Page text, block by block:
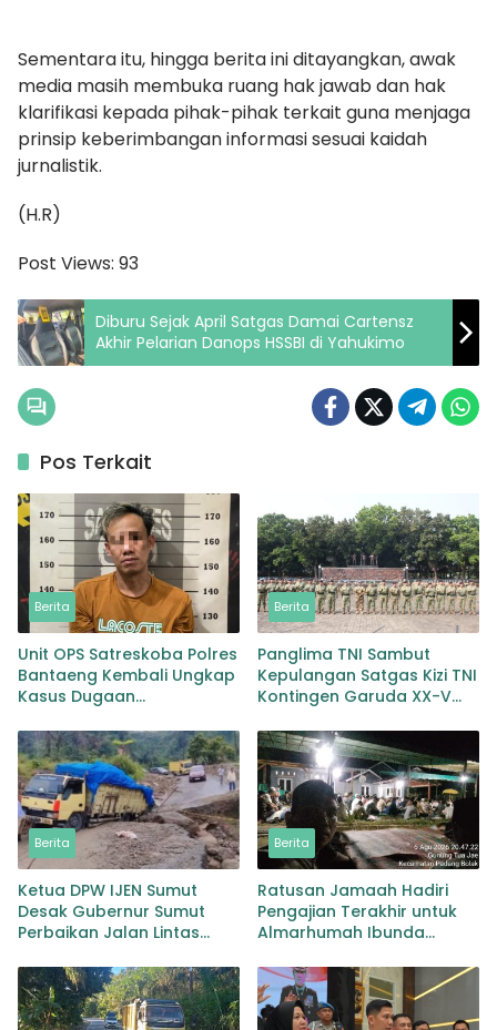
Sementara itu, hingga berita ini ditayangkan, awak
media masih membuka ruang hak jawab dan hak
klarifikasi kepada pihak-pihak terkait guna menjaga
prinsip keberimbangan informasi sesuai kaidah
jurnalistik.
(H.R)
Post Views: 93
Diburu Sejak April Satgas Damai Cartensz
Akhir Pelarian Danops HSSBI di Yahukimo
Pos Terkait
Berita
Unit OPS Satreskoba Polres
Bantaeng Kembali Ungkap
Kasus Dugaan
Peredaran Narkotika Jenis
Sabu
Berita
Panglima TNI Sambut
Kepulangan Satgas Kizi TNI
Kontingen Garuda XX-V
Berita
Ketua DPW IJEN Sumut
Desak Gubernur Sumut
Perbaikan Jalan Lintas
Lingga Bayu
Berita
Ratusan Jamaah Hadiri
Pengajian Terakhir untuk
Almarhumah Ibunda